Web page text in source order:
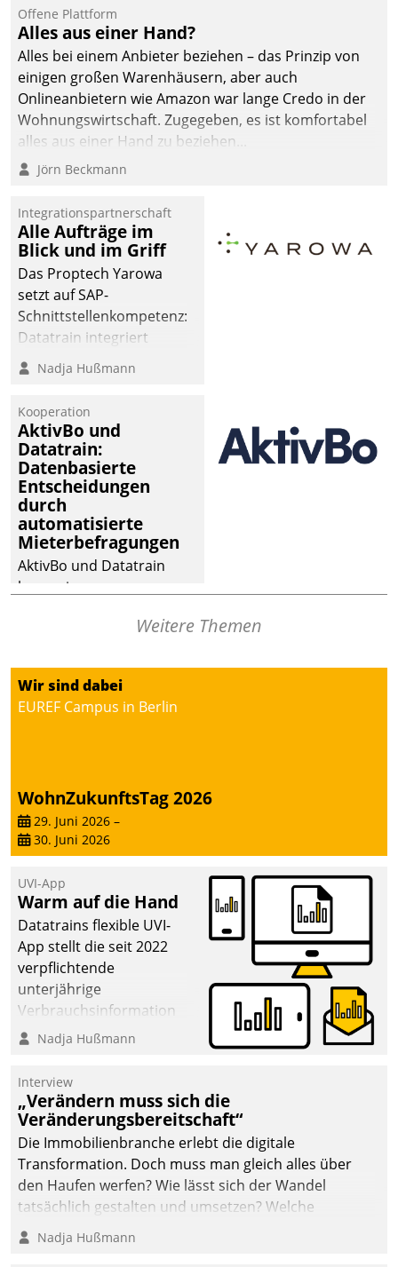
Offene Plattform
Alles aus einer Hand?
Alles bei einem Anbieter beziehen – das Prinzip von
einigen großen Warenhäusern, aber auch
Onlineanbietern wie Amazon war lange Credo in der
Wohnungswirtschaft. Zugegeben, es ist komfortabel
alles aus einer Hand zu beziehen...
Jörn Beckmann
Integrationspartnerschaft
Alle Aufträge im
Blick und im Griff
Das Proptech Yarowa
setzt auf SAP-
Schnittstellenkompetenz:
Datatrain integriert
Yarowas Portal zur
Vergabe und Verwaltung
operativen
Instandhaltung in die
SAP-Systemlandschaft
deutscher
Wohnungsunternehmen
– und beschleunigt damit
den Weg vom
Mieteranliegen zum
Dienstleisterauftrag.
Nadja Hußmann
Kooperation
AktivBo und
Datatrain:
Datenbasierte
Entscheidungen
durch
automatisierte
Mieterbefragungen
AktivBo und Datatrain
kooperieren –
profitieren: Die nahtlose
von AktivBo und
Datatrain ermöglicht
automatisiert ausgelöste,
intelligente,
datengestützte
Entscheidungen.
Weitere Themen
Wir sind dabei
EUREF Campus in Berlin
WohnZukunftsTag 2026
29. Juni 2026 –
30. Juni 2026
UVI-App
Warm auf die Hand
Datatrains flexible UVI-
App stellt die seit 2022
verpflichtende
unterjährige
Verbrauchsinformation
schnell, zuverlässig und
Die monatlichen
Mitteilungen zum
Heizungs- und
Wasserverbrauch gehen
automatisiert, vollständig
und auf Wunsch über
mehrere zuvor
Kommunikationswege bei
Nadja Hußmann
Interview
„Verändern muss sich die
Veränderungsbereitschaft“
Die Immobilienbranche erlebt die digitale
Transformation. Doch muss man gleich alles über
den Haufen werfen? Wie lässt sich der Wandel
tatsächlich gestalten und umsetzen? Welche
Argumente zählen wirklich?
Nadja Hußmann